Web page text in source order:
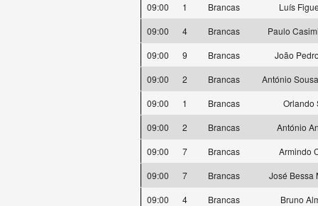
09:00
1 Brancas
Luís
09:00
4 Brancas
Paulo
09:00
9 Brancas
João
09:00
2 Brancas
António
09:00
1 Brancas
Orlando
09:00
2 Brancas
António
09:00
7 Brancas
Armindo
09:00
7 Brancas
José Bessa
09:00
4 Brancas
Bruno